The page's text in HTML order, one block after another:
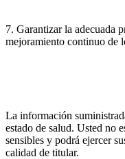
7. Garantizar la adecuada
mejoramiento continuo de
La información
estado de salud. Usted no
sensibles y podrá ejercer
calidad de titular.